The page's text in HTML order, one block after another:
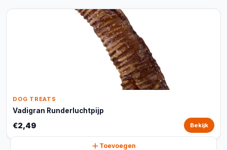
DOG TREATS
Vadigran Runderluchtpijp
€2,49 Bekijk
Toevoegen